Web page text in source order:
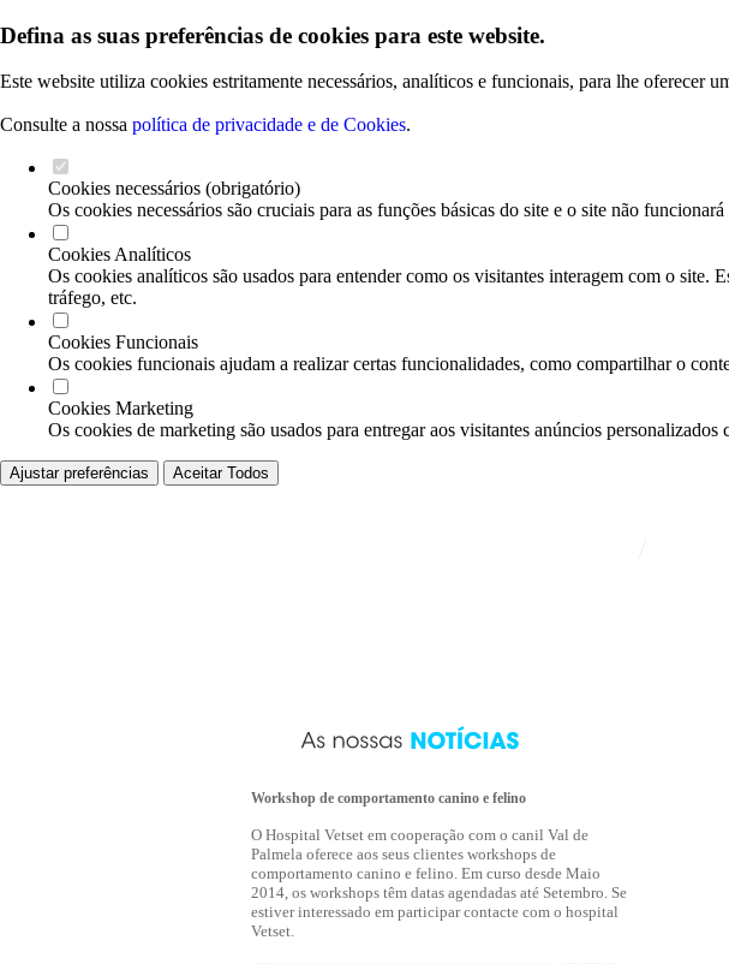
Defina as suas preferências de cookies para este website.
Este website utiliza cookies estritamente necessários, analíticos e funcionais, para lhe oferecer
Consulte a nossa política de privacidade e de Cookies.
Cookies necessários (obrigatório)
Os cookies necessários são cruciais para as funções básicas do site e o site não
Cookies Analíticos
Os cookies analíticos são usados para entender como os visitantes interagem com o
tráfego, etc.
Cookies Funcionais
Os cookies funcionais ajudam a realizar certas funcionalidades, como compartilhar o
Cookies Marketing
Os cookies de marketing são usados para entregar aos visitantes anúncios
Ajustar preferências Aceitar Todos
Workshop de comportamento canino e felino
O Hospital Vetset em cooperação com o canil Val de
Palmela oferece aos seus clientes workshops de
comportamento canino e felino. Em curso desde Maio
2014, os workshops têm datas agendadas até Setembro. Se
estiver interessado em participar contacte com o hospital
Vetset.